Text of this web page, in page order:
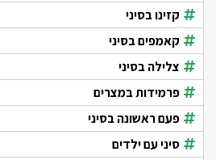
קזינו בסיני
קאמפים בסיני
צלילה בסיני
פרמידות במצרים
פעם ראשונה בסיני
סיני עם ילדים